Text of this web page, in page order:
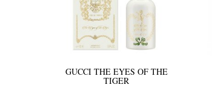
GUCCI THE EYES OF THE
TIGER